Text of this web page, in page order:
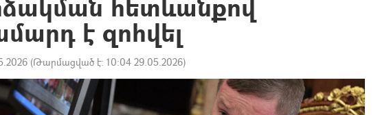
հետևանքով
է զոհվել
(Թարմացված է: 10:04 29.05.2026)